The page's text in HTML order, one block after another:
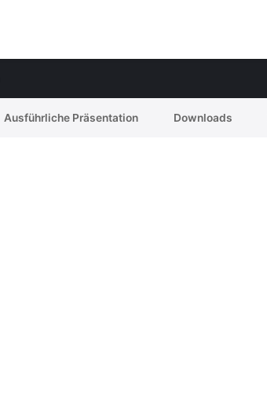
Ausführliche Präsentation Downloads